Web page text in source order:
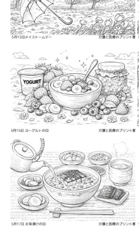
2026-05-2
2026-05-2
2026-05-6